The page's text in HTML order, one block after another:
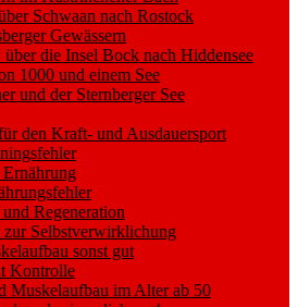
Schwaan nach Rostock
Gewässern
die Insel Bock nach Hiddensee
1000 und einem See
und der Sternberger See
den Kraft- und Ausdauersport
Regeneration
zur Selbstverwirklichung
sonst gut
Kontrolle
Muskelaufbau im Alter ab 50